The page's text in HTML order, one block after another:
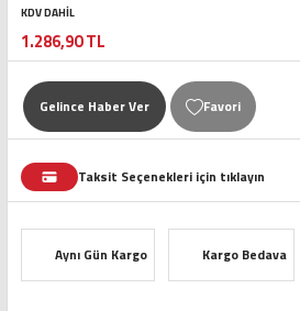
KDV DAHİL
1.286,90 TL
Gelince Haber Ver
Taksit Seçenekleri için tıklayın
Aynı Gün Kargo Kargo Bedava